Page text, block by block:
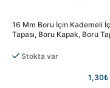
16 Mm Boru İçin Kademeli
Tapası, Boru Kapak, Boru
Stokta var
1,30₺